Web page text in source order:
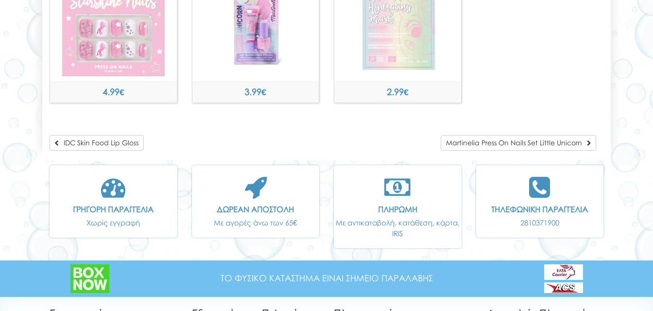
4.99€ 3.99€ 2.99€
IDC Skin Food Lip Gloss Martinelia Press On Nails Set Little Unicorn
ΓΡΗΓΟΡΗ ΠΑΡΑΓΓΕΛΙΑ
Χωρίς εγγραφή
ΔΩΡΕΑΝ ΑΠΟΣΤΟΛΗ
Με αγορές άνω των 65€
ΠΛΗΡΩΜΗ
Με αντικαταβολή, κατάθεση, κάρτα,
IRIS
ΤΗΛΕΦΩΝΙΚΗ ΠΑΡΑΓΓΕΛΙΑ
2810371900
ΤΟ ΦΥΣΙΚΟ ΚΑΤΑΣΤΗΜΑ ΕΙΝΑΙ ΣΗΜΕΙΟ ΠΑΡΑΛΑΒΗΣ